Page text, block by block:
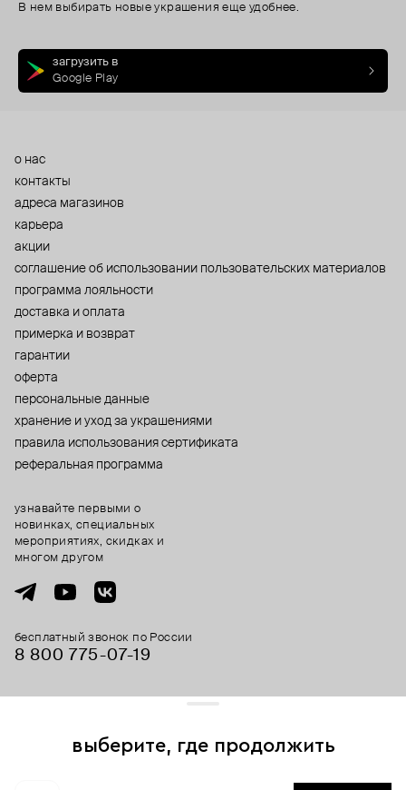
В нем выбирать новые украшения еще удобнее.
загрузить в
Google Play
о нас
контакты
адреса магазинов
карьера
акции
cоглашение об использовании пользовательских материалов
программа лояльности
доставка и оплата
примерка и возврат
гарантии
оферта
персональные данные
хранение и уход за украшениями
правила использования сертификата
реферальная программа
бесплатный звонок по России
8 800 775⁠-07⁠-19
узнавайте первыми о
новинках, специальных
мероприятиях, скидках и
многом другом
выберите, где продолжить